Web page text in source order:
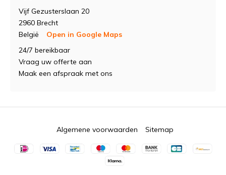
Vijf Gezusterslaan 20
2960 Brecht
België
Open in Google Maps
24/7 bereikbaar
Vraag uw offerte aan
Maak een afspraak met ons
Algemene voorwaarden Sitemap